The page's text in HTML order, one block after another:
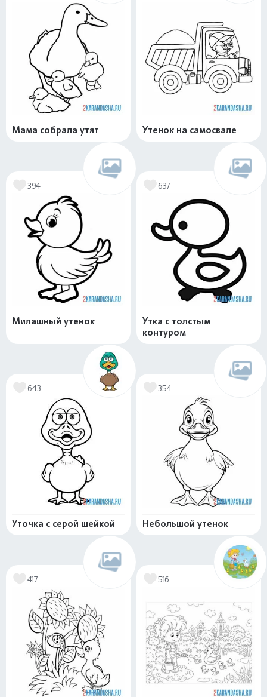
Мама собрала утят Утенок на самосвале
394
Милашный утенок
637
Утка с толстым
контуром
643
Уточка с серой шейкой
354
Небольшой утенок
417 516